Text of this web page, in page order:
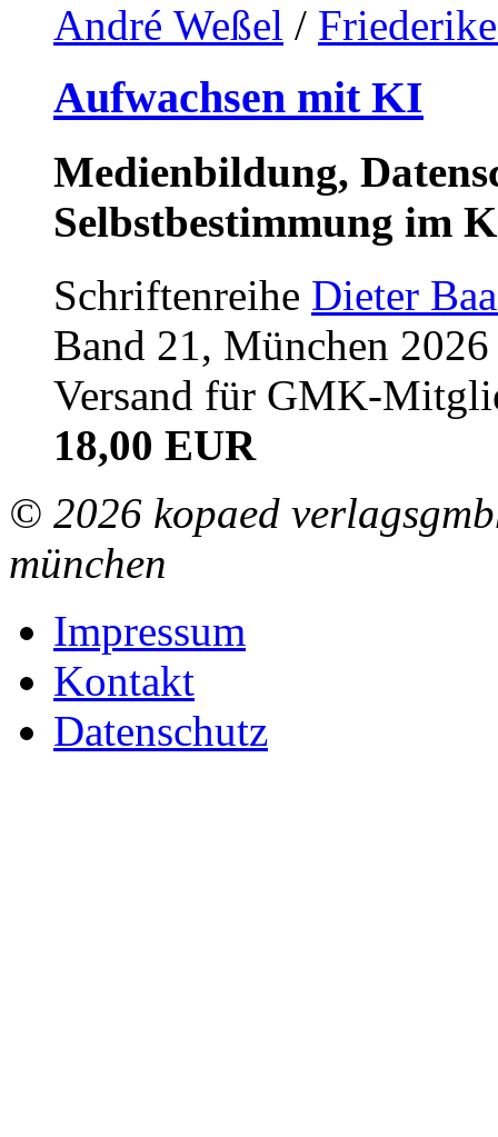
André Weßel /
Aufwachsen mit KI
Medienbildung,
Selbstbestimmung im
Schriftenreihe Dieter
Band 21, München
Versand für GMK-
18,00 EUR
© 2026 kopaed
münchen
Impressum
Kontakt
Datenschutz